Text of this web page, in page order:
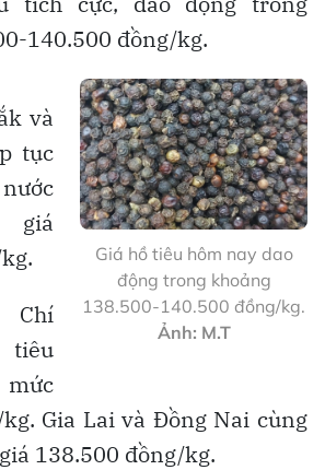
140.500 đồng/kg.
Giá hồ tiêu hôm nay dao
động trong khoảng
138.500-140.500 đồng/kg.
Ảnh: M.T
và
tục
Chí
tiêu
mức
Gia Lai và Đồng Nai cùng
138.500 đồng/kg.